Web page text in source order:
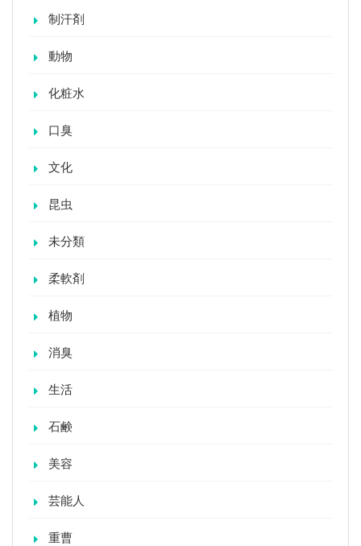
制汗剤
動物
化粧水
口臭
文化
昆虫
未分類
柔軟剤
植物
消臭
生活
石鹸
美容
芸能人
重曹